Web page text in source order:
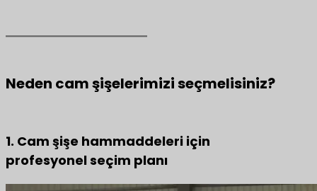
Neden cam şişelerimizi seçmelisiniz?
1. Cam şişe hammaddeleri için
profesyonel seçim planı